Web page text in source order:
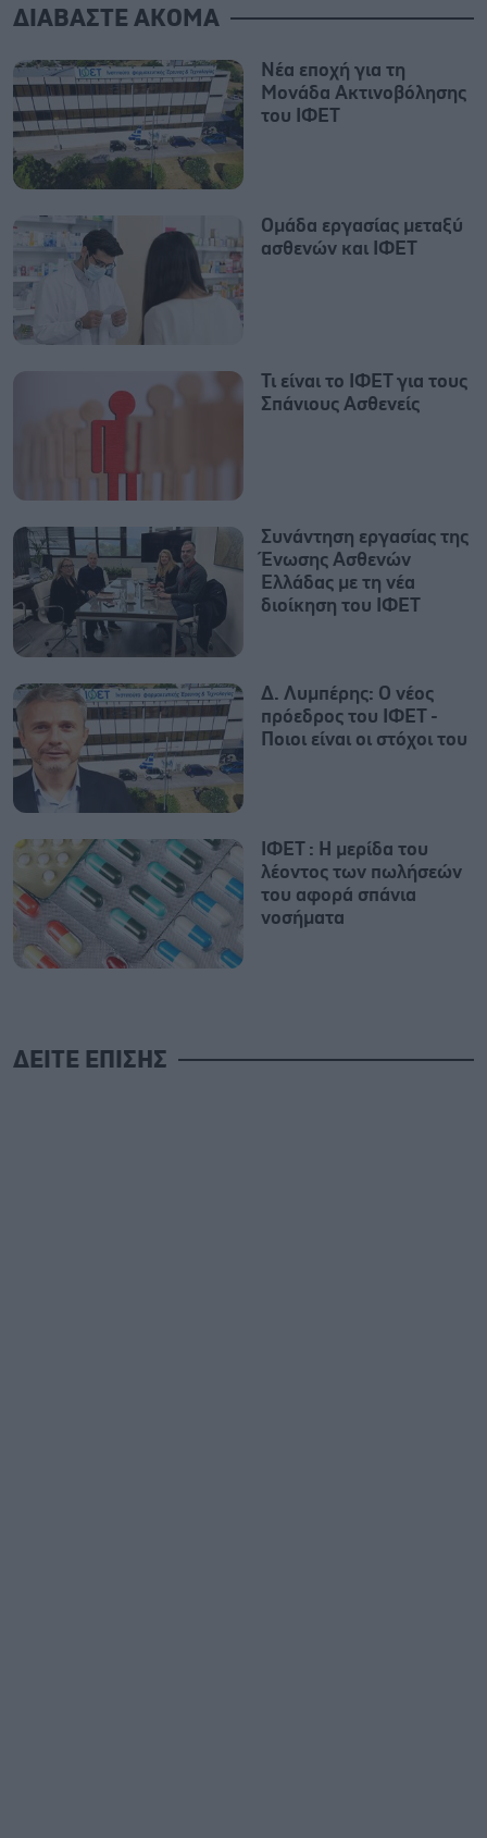
ΔΙΑΒΑΣΤΕ ΑΚΟΜΑ
Νέα εποχή για τη
Μονάδα Ακτινοβόλησης
του ΙΦΕΤ
Oμάδα εργασίας μεταξύ
ασθενών και ΙΦΕΤ
Τι είναι το ΙΦΕΤ για τους
Σπάνιους Ασθενείς
Συνάντηση εργασίας της
Ένωσης Ασθενών
Ελλάδας με τη νέα
διοίκηση του ΙΦΕΤ
Δ. Λυμπέρης: Ο νέος
πρόεδρος του ΙΦΕΤ -
Ποιοι είναι οι στόχοι του
ΙΦΕΤ : H μερίδα του
λέοντος των πωλήσεών
του αφορά σπάνια
νοσήματα
ΔΕΙΤΕ ΕΠΙΣΗΣ